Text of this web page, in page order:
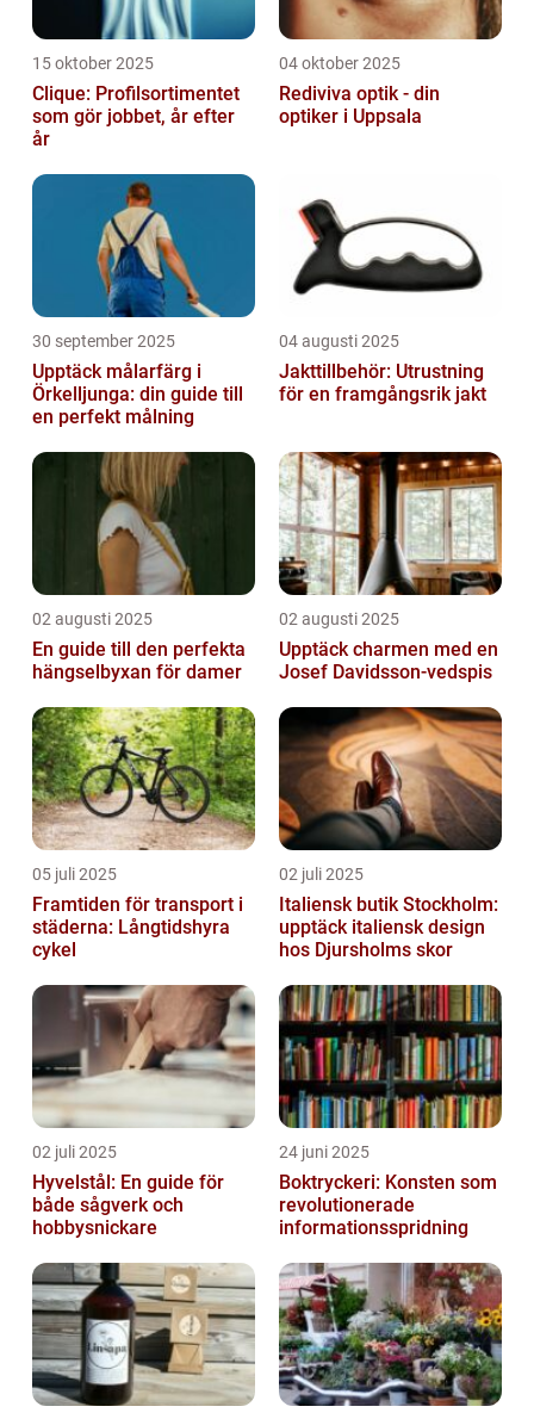
15 oktober 2025
Clique: Profilsortimentet
som gör jobbet, år efter
år
04 oktober 2025
Rediviva optik - din
optiker i Uppsala
30 september 2025
Upptäck målarfärg i
Örkelljunga: din guide till
en perfekt målning
04 augusti 2025
Jakttillbehör: Utrustning
för en framgångsrik jakt
02 augusti 2025
En guide till den perfekta
hängselbyxan för damer
02 augusti 2025
Upptäck charmen med en
Josef Davidsson-vedspis
05 juli 2025
Framtiden för transport i
städerna: Långtidshyra
cykel
02 juli 2025
Italiensk butik Stockholm:
upptäck italiensk design
hos Djursholms skor
02 juli 2025
Hyvelstål: En guide för
både sågverk och
hobbysnickare
24 juni 2025
Boktryckeri: Konsten som
revolutionerade
informationsspridning